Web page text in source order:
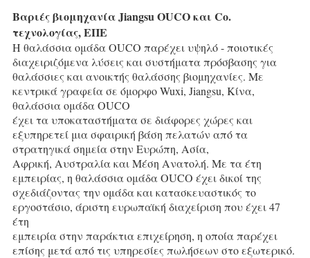
Βαριές βιομηχανία Jiangsu OUCO και Co.
τεχνολογίας, ΕΠΕ
Η θαλάσσια ομάδα OUCO παρέχει υψηλό - ποιοτικές
διαχειριζόμενα λύσεις και συστήματα πρόσβασης για
θαλάσσιες και ανοικτής θαλάσσης βιομηχανίες. Με
κεντρικά γραφεία σε όμορφο Wuxi, Jiangsu, Κίνα,
θαλάσσια ομάδα OUCO
έχει τα υποκαταστήματα σε διάφορες χώρες και
εξυπηρετεί μια σφαιρική βάση πελατών από τα
στρατηγικά σημεία στην Ευρώπη, Ασία,
Αφρική, Αυστραλία και Μέση Ανατολή. Με τα έτη
εμπειρίας, η θαλάσσια ομάδα OUCO έχει δικοί της
σχεδιάζοντας την ομάδα και κατασκευαστικός το
εργοστάσιο, άριστη ευρωπαϊκή διαχείριση που έχει 47
έτη
εμπειρία στην παράκτια επιχείρηση, η οποία παρέχει
επίσης μετά από τις υπηρεσίες πωλήσεων στο εξωτερικό.